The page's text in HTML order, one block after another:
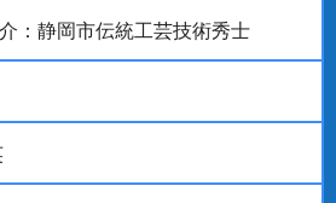
：静岡市伝統工芸技術秀士